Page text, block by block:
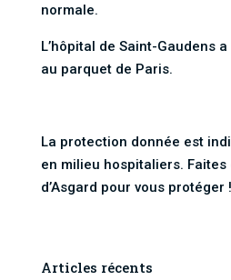
normale.
L’hôpital de Saint-Gaudens
au parquet de Paris.
La protection donnée est
en milieu hospitaliers. Faites
d’Asgard pour vous protéger !
Articles récents